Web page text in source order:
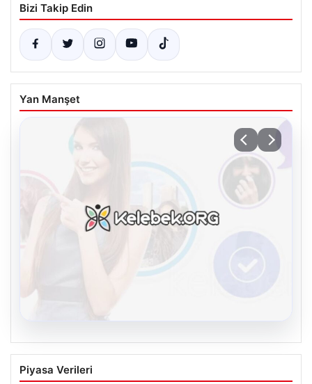
Bizi Takip Edin
Yan Manşet
08.08.2026
Kelebek.Org İle Sanal İletişimin Seviyeli
Adresi Ve Muhabbet Deneyimi
Piyasa Verileri